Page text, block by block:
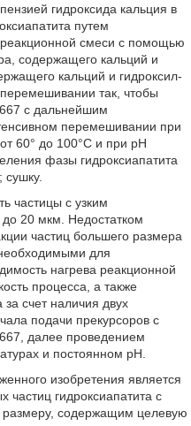
гидроксида кальция в
путем
смеси с помощью
содержащего кальций и
кальций и гидроксил-
так, чтобы
с дальнейшим
перемешивании при
60° до 100°С и при рН
фазы гидроксиапатита
сушку.
частицы с узким
20 мкм. Недостатком
частиц большего размера
для
нагрева реакционной
процесса, а также
за счет наличия двух
подачи прекурсоров с
далее проведением
и постоянном рН.
изобретения является
частиц гидроксиапатита с
размеру, содержащим целевую